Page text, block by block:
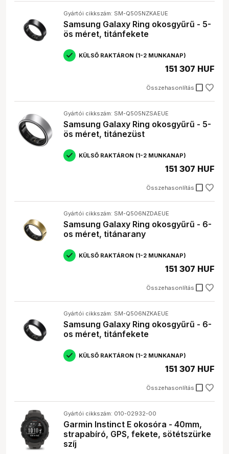
Gyártói cikkszám: SM-Q505NZKAEUE
Samsung Galaxy Ring okosgyűrű - 5-
ös méret, titánfekete
KÜLSŐ RAKTÁRON (1-2 MUNKANAP)
Összehasonlítás check_box_outline_blank
151 307 HUF
Gyártói cikkszám: SM-Q505NZSAEUE
Samsung Galaxy Ring okosgyűrű - 5-
ös méret, titánezüst
KÜLSŐ RAKTÁRON (1-2 MUNKANAP)
Összehasonlítás check_box_outline_blank
151 307 HUF
Gyártói cikkszám: SM-Q506NZDAEUE
Samsung Galaxy Ring okosgyűrű - 6-
os méret, titánarany
KÜLSŐ RAKTÁRON (1-2 MUNKANAP)
Összehasonlítás check_box_outline_blank
151 307 HUF
Gyártói cikkszám: SM-Q506NZKAEUE
Samsung Galaxy Ring okosgyűrű - 6-
os méret, titánfekete
KÜLSŐ RAKTÁRON (1-2 MUNKANAP)
Összehasonlítás check_box_outline_blank
151 307 HUF
Gyártói cikkszám: 010-02932-00
Garmin Instinct E okosóra - 40mm,
strapabíró, GPS, fekete, sötétszürke
szíj